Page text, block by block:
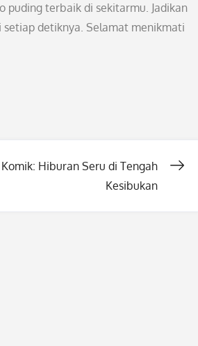
puding terbaik di sekitarmu. Jadikan
detiknya. Selamat menikmati
Komik: Hiburan Seru di Tengah
Kesibukan